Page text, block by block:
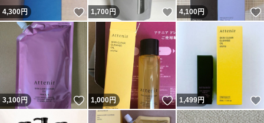
4,300円 いいね！
1,700円 いいね！
4,100円
3,100円 いいね！
1,000円 いいね！
1,499円